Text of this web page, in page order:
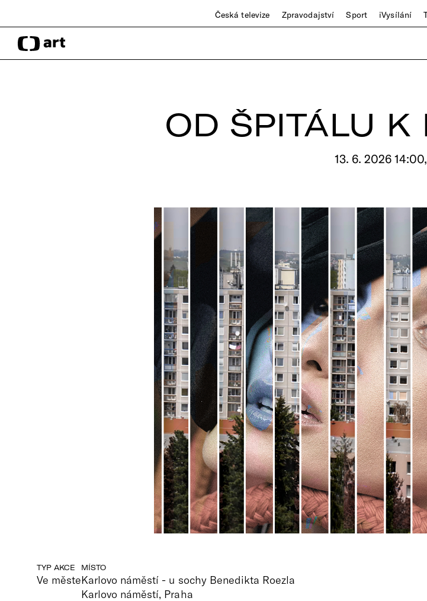
Česká televize Zpravodajství Sport iVysílání
OD ŠPITÁLU K
13. 6. 2026
TYP AKCE
Ve měste
MÍSTO
Karlovo náměstí - u sochy Benedikta Roezla
Karlovo náměstí, Praha